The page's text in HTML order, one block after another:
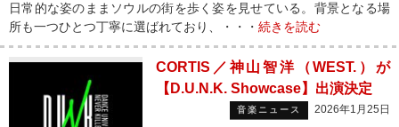
日常的な姿のままソウルの街を歩く姿を見せている。背景となる場
所も一つひとつ丁寧に選ばれており、・・・ 続きを読む
CORTIS／神山智洋（WEST.）が
【D.U.N.K. Showcase】出演決定
音楽ニュース 2026年1月25日